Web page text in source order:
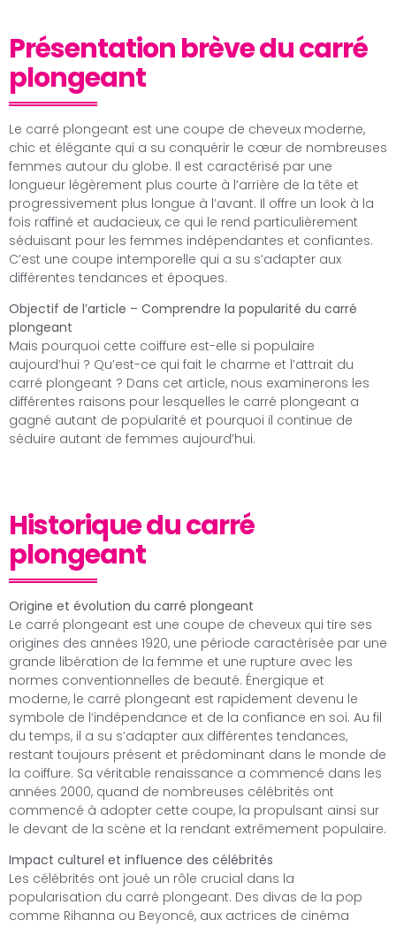
Présentation brève du carré
plongeant
Le carré plongeant est une coupe de cheveux moderne,
chic et élégante qui a su conquérir le cœur de nombreuses
femmes autour du globe. Il est caractérisé par une
longueur légèrement plus courte à l’arrière de la tête et
progressivement plus longue à l’avant. Il offre un look à la
fois raffiné et audacieux, ce qui le rend particulièrement
séduisant pour les femmes indépendantes et confiantes.
C’est une coupe intemporelle qui a su s’adapter aux
différentes tendances et époques.
Objectif de l’article – Comprendre la popularité du carré
plongeant
Mais pourquoi cette coiffure est-elle si populaire
aujourd’hui ? Qu’est-ce qui fait le charme et l’attrait du
carré plongeant ? Dans cet article, nous examinerons les
différentes raisons pour lesquelles le carré plongeant a
gagné autant de popularité et pourquoi il continue de
séduire autant de femmes aujourd’hui.
Historique du carré
plongeant
Origine et évolution du carré plongeant
Le carré plongeant est une coupe de cheveux qui tire ses
origines des années 1920, une période caractérisée par une
grande libération de la femme et une rupture avec les
normes conventionnelles de beauté. Énergique et
moderne, le carré plongeant est rapidement devenu le
symbole de l’indépendance et de la confiance en soi. Au fil
du temps, il a su s’adapter aux différentes tendances,
restant toujours présent et prédominant dans le monde de
la coiffure. Sa véritable renaissance a commencé dans les
années 2000, quand de nombreuses célébrités ont
commencé à adopter cette coupe, la propulsant ainsi sur
le devant de la scène et la rendant extrêmement populaire.
Impact culturel et influence des célébrités
Les célébrités ont joué un rôle crucial dans la
popularisation du carré plongeant. Des divas de la pop
comme Rihanna ou Beyoncé, aux actrices de cinéma